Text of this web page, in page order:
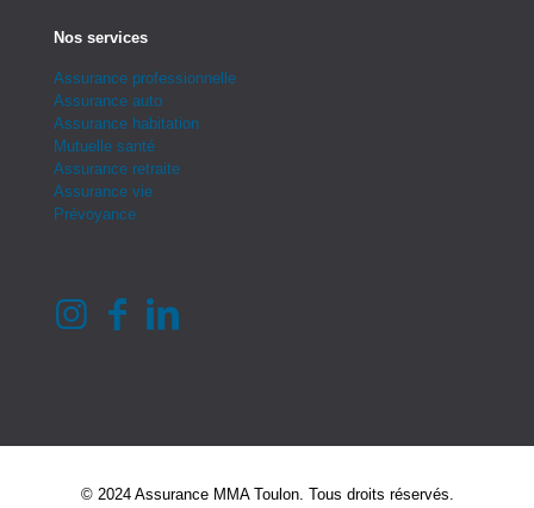
Nos services
Assurance professionnelle
Assurance auto
Assurance habitation
Mutuelle santé
Assurance retraite
Assurance vie
Prévoyance
© 2024 Assurance MMA Toulon. Tous droits réservés.